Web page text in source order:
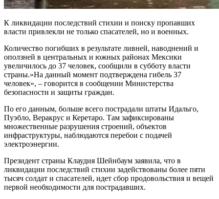
К ликвидации последствий стихии и поиску пропавших
власти привлекли не только спасателей, но и военных.
Количество погибших в результате ливней, наводнений и
оползней в центральных и южных районах Мексики
увеличилось до 37 человек, сообщили в субботу власти
страны.»На данный момент подтверждена гибель 37
человек», – говорится в сообщении Министерства
безопасности и защиты граждан.
По его данным, больше всего пострадали штаты Идальго,
Пуэбло, Веракрус и Керетаро. Там зафиксированы
множественные разрушения строений, объектов
инфраструктуры, наблюдаются перебои с подачей
электроэнергии.
Президент страны Клаудия Шейнбаум заявила, что в
ликвидации последствий стихии задействованы более пяти
тысяч солдат и спасателей, идет сбор продовольствия и вещей
первой необходимости для пострадавших.